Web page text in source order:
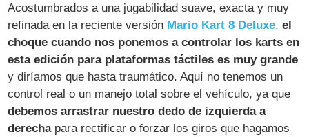
Acostumbrados a una jugabilidad suave, exacta y muy
refinada en la reciente versión Mario Kart 8 Deluxe,el
choque cuando nos ponemos a controlar los karts en
esta edición para plataformas táctiles es muy grande
y diríamos que hasta traumático. Aquí no tenemos un
control real o un manejo total sobre el vehículo, ya que
debemos arrastrar nuestro dedo de izquierda a
derechapara rectificar o forzar los giros que hagamos